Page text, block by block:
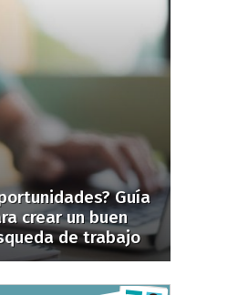
Guía
crear un buen
de trabajo